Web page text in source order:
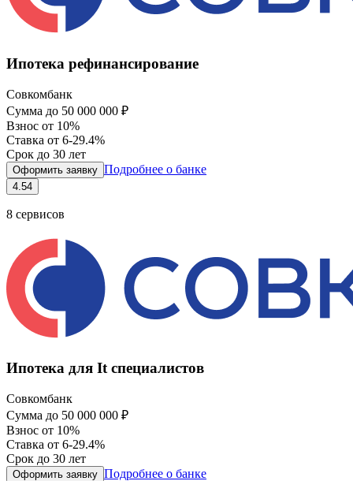
Ипотека рефинансирование
Совкомбанк
Сумма до 50 000 000 ₽
Взнос от 10%
Ставка от 6-29.4%
Срок до 30 лет
Оформить заявку Подробнее о банке
4.54
8 сервисов
Ипотека для It специалистов
Совкомбанк
Сумма до 50 000 000 ₽
Взнос от 10%
Ставка от 6-29.4%
Срок до 30 лет
Оформить заявку Подробнее о банке